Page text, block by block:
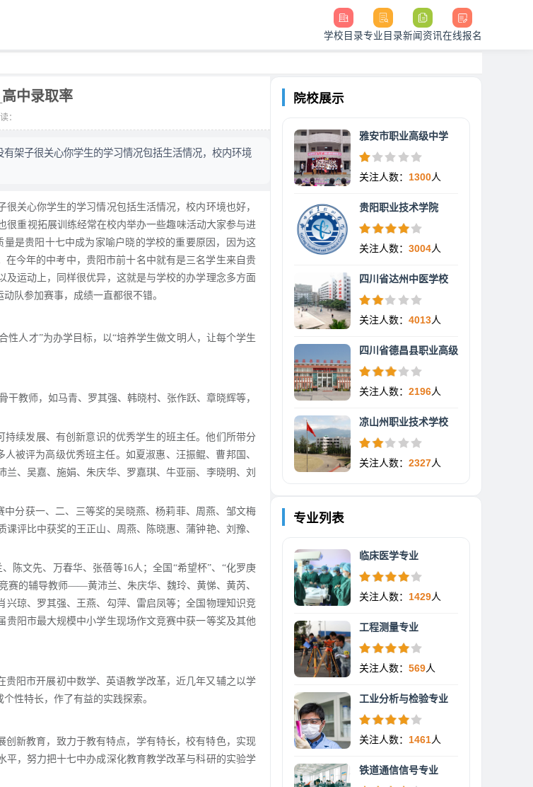
学校目录专业目录新闻资讯在线报名
中录取率
：
架子很关心你学生的学习情况包括生活情况，校内环境
关心你学生的学习情况包括生活情况，校内环境也好，
很重视拓展训练经常在校内举办一些趣味活动大家参与进
是贵阳十七中成为家喻户晓的学校的重要原因，因为这
今年的中考中，贵阳市前十名中就有是三名学生来自贵
运动上，同样很优异，这就是与学校的办学理念多方面
队参加赛事，成绩一直都很不错。
性人才”为办学目标，以“培养学生做文明人，让每个学生
教师，如马青、罗其强、韩晓村、张作跃、章晓辉等，
续发展、有创新意识的优秀学生的班主任。他们所带分
被评为高级优秀班主任。如夏淑惠、汪振鲲、曹邦国、
、吴嘉、施娟、朱庆华、罗嘉琪、牛亚丽、李晓明、刘
分获一、二、三等奖的吴晓燕、杨莉菲、周燕、邹文梅
评比中获奖的王正山、周燕、陈晓惠、蒲钟艳、刘豫、
文先、万春华、张蓓等16人；全国“希望杯”、“化罗庚
赛的辅导教师——黄沛兰、朱庆华、魏玲、黄悌、黄芮、
琼、罗其强、王燕、勾萍、雷启凤等；全国物理知识竞
阳市最大规模中小学生现场作文竞赛中获一等奖及其他
贵阳市开展初中数学、英语教学改革，近几年又辅之以学
性特长，作了有益的实践探索。
新教育，致力于教有特点，学有特长，校有特色，实现
，努力把十七中办成深化教育教学改革与科研的实验学
院校展示
雅安市职业高级中学
关注人数： 1300人
贵阳职业技术学院
关注人数： 3004人
四川省达州中医学校
关注人数： 4013人
四川省德昌县职业高级
关注人数： 2196人
凉山州职业技术学校
关注人数： 2327人
专业列表
临床医学专业
关注人数： 1429人
工程测量专业
关注人数： 569人
工业分析与检验专业
关注人数： 1461人
铁道通信信号专业